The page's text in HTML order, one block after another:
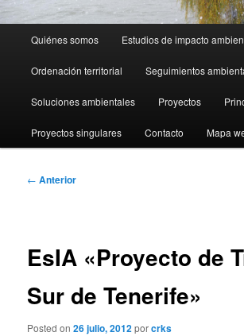
principal
Quiénes somos Estudios de impacto
Ordenación territorial Seguimientos
Soluciones ambientales Proyectos
Proyectos singulares Contacto Mapa
Navegación
← Anterior
EsIA «Proyecto de
Sur de Tenerife»
Posted on26 julio, 2012porcrks